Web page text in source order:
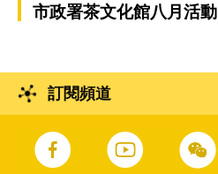
市政署茶文化館八月活動
訂閱頻道